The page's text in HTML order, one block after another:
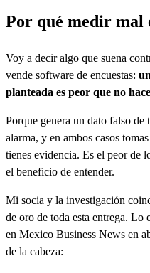
Por qué medir mal
Voy a decir algo que suena
vende software de encuestas:
planteada es peor que no
Porque genera un dato falso
alarma, y en ambos casos
tienes evidencia. Es el peor de
el beneficio de entender.
Mi socia y la investigación
de oro de toda esta entrega.
en Mexico Business News en
de la cabeza: